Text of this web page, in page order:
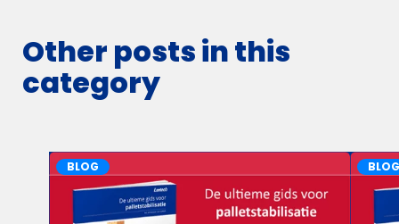
Other posts in this
category
BLOG BLOG